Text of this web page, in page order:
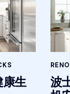
康生
波